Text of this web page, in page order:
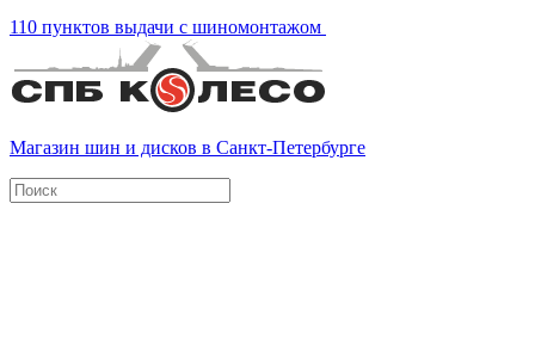
110 пунктов выдачи с шиномонтажом
Магазин шин и дисков в Санкт-Петербурге